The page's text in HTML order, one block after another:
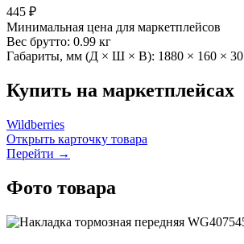
445 ₽
Минимальная цена для маркетплейсов
Вес брутто: 0.99 кг
Габариты, мм (Д × Ш × В): 1880 × 160 × 30
Купить на маркетплейсах
Wildberries
Открыть карточку товара
Перейти →
Фото товара